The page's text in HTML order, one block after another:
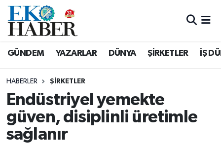
GÜNDEM YAZARLAR DÜNYA ŞİRKETLER İŞ
HABERLER ŞIRKETLER
Endüstriyel yemekte
güven, disiplinli üretimle
sağlanır
Hava Durumu
Tüm Manşetler
Son Dakika Haberleri